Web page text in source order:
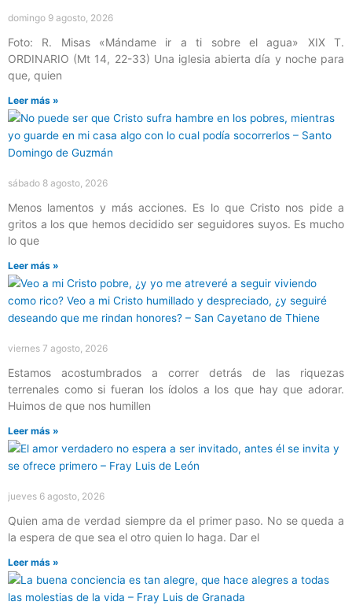
domingo 9 agosto, 2026
Foto: R. Misas «Mándame ir a ti sobre el agua» XIX T.
ORDINARIO (Mt 14, 22-33) Una iglesia abierta día y noche para
que, quien
Leer más »
sábado 8 agosto, 2026
Menos lamentos y más acciones. Es lo que Cristo nos pide a
gritos a los que hemos decidido ser seguidores suyos. Es mucho
lo que
Leer más »
viernes 7 agosto, 2026
Estamos acostumbrados a correr detrás de las riquezas
terrenales como si fueran los ídolos a los que hay que adorar.
Huimos de que nos humillen
Leer más »
jueves 6 agosto, 2026
Quien ama de verdad siempre da el primer paso. No se queda a
la espera de que sea el otro quien lo haga. Dar el
Leer más »